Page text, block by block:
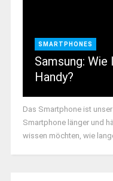
SMARTPHONES
Samsung: Wie
Handy?
Das Smartphone ist
Smartphone länger und
wissen möchten, wie